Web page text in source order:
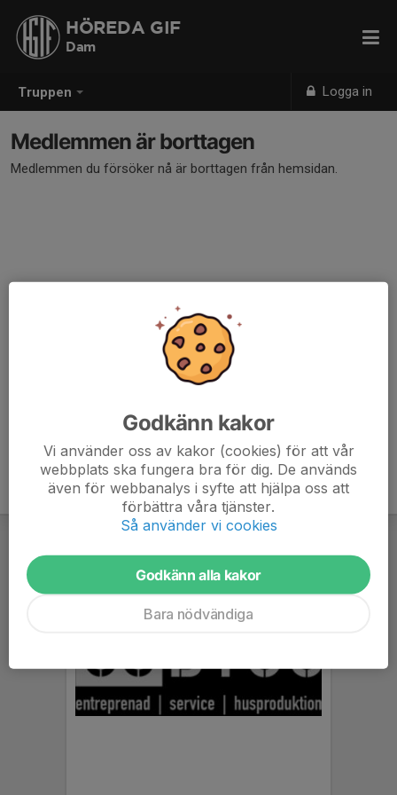
Truppen Logga in
HÖREDA GIF
Dam
Medlemmen är borttagen
Medlemmen du försöker nå är borttagen från hemsidan.
Godkänn kakor
Vi använder oss av kakor (cookies) för att vår
webbplats ska fungera bra för dig. De används
även för webbanalys i syfte att hjälpa oss att
förbättra våra tjänster.
Så använder vi cookies
Godkänn alla kakor
Bara nödvändiga